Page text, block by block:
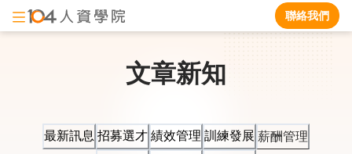
聯絡我們
文章新知
最新訊息 招募選才 績效管理 訓練發展 薪酬管理